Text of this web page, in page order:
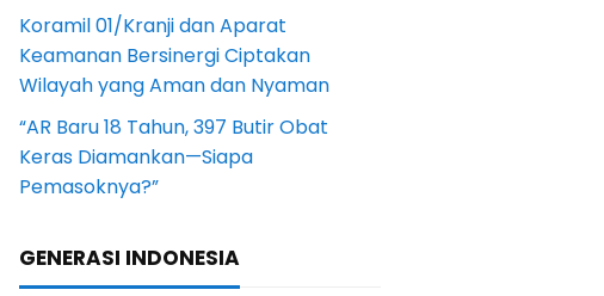
Koramil 01/Kranji dan Aparat
Keamanan Bersinergi Ciptakan
Wilayah yang Aman dan Nyaman
“AR Baru 18 Tahun, 397 Butir Obat
Keras Diamankan—Siapa
Pemasoknya?”
GENERASI INDONESIA